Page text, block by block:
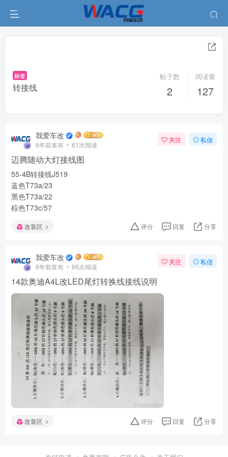
标签
转接线
帖子数
2
阅读量
127
我爱车改
6年前发布 61次阅读
关注 私信
迈腾随动大灯接线图
55-4B转接线J519
蓝色T73a/23
黑色T73a/22
棕色T73c/57
改装区 评分 回复 分享
我爱车改
6年前发布 66次阅读
关注 私信
14款奥迪A4L改LED尾灯转换线接线说明
改装区 评分 回复 分享